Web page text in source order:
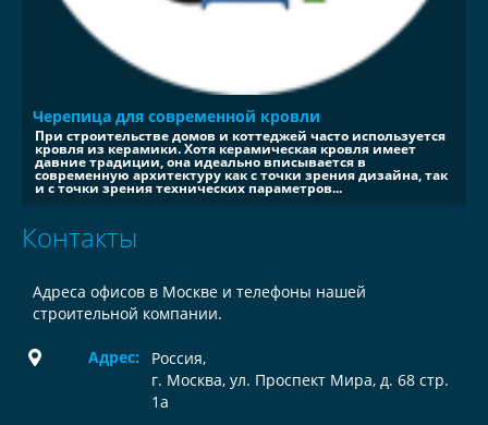
Черепица для современной кровли
При строительстве домов и коттеджей часто используется
кровля из керамики. Хотя керамическая кровля имеет
давние традиции, она идеально вписывается в
современную архитектуру как с точки зрения дизайна, так
и с точки зрения технических параметров...
Контакты
Адреса офисов в Москве и телефоны нашей
строительной компании.
Адрес: Россия,
г. Москва, ул. Проспект Мира, д. 68 стр.
1а